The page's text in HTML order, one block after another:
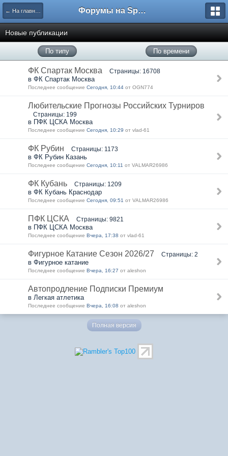
← На главную Форумы на Sportbox.ru
Новые публикации
По типу По времени
ФК Спартак Москва Страницы: 16708
в ФК Спартак Москва
Последнее сообщение Сегодня, 10:44 от OGN774
Любительские Прогнозы Российских Турниров
Страницы: 199
в ПФК ЦСКА Москва
Последнее сообщение Сегодня, 10:29 от vlad-61
ФК Рубин Страницы: 1173
в ФК Рубин Казань
Последнее сообщение Сегодня, 10:11 от VALMAR26986
ФК Кубань Страницы: 1209
в ФК Кубань Краснодар
Последнее сообщение Сегодня, 09:51 от VALMAR26986
ПФК ЦСКА Страницы: 9821
в ПФК ЦСКА Москва
Последнее сообщение Вчера, 17:38 от vlad-61
Фигурное Катание Сезон 2026/27 Страницы: 2
в Фигурное катание
Последнее сообщение Вчера, 16:27 от aleshon
Автопродление Подписки Премиум
в Легкая атлетика
Последнее сообщение Вчера, 16:08 от aleshon
Полная версия